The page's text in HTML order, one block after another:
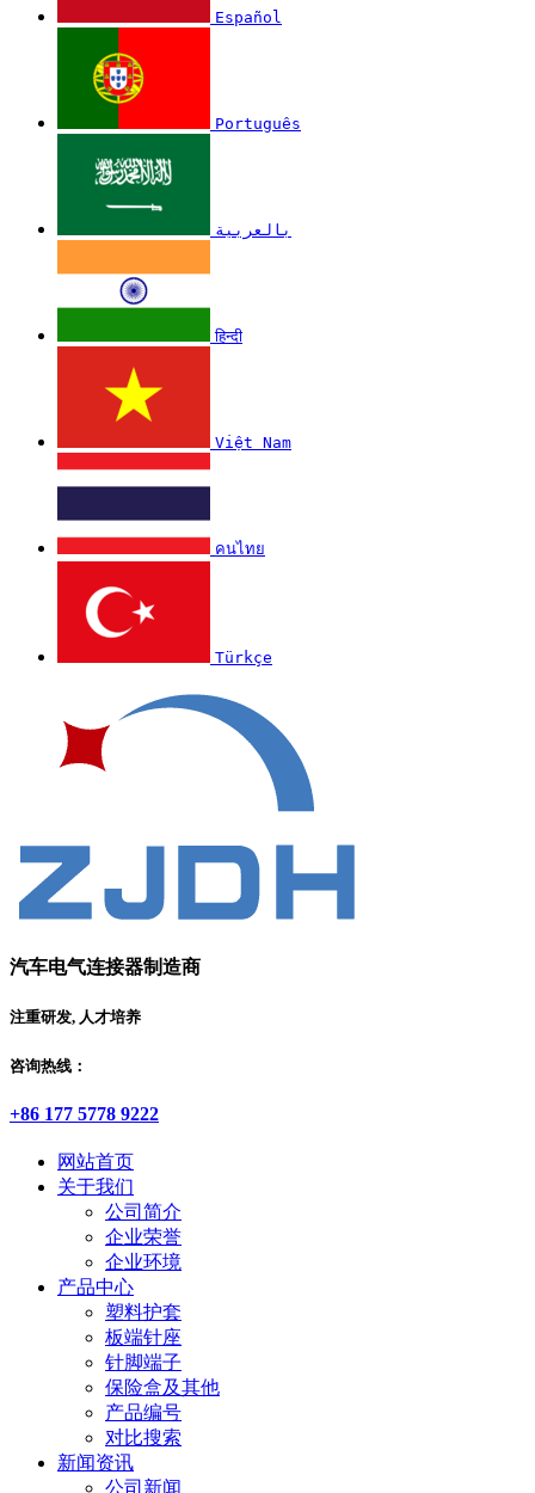
Español
Português
بالعربية
हिन्दी
Việt Nam
คนไทย
Türkçe
汽车电气连接器制造商
注重研发, 人才培养
咨询热线：
+86 177 5778 9222
网站首页
关于我们
公司简介
企业荣誉
企业环境
产品中心
塑料护套
板端针座
针脚端子
保险盒及其他
产品编号
对比搜索
新闻资讯
公司新闻